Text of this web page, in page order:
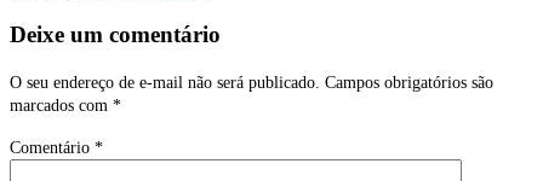
Deixe um comentário
O seu endereço de e-mail não será publicado. Campos obrigatórios são
marcados com *
Comentário *